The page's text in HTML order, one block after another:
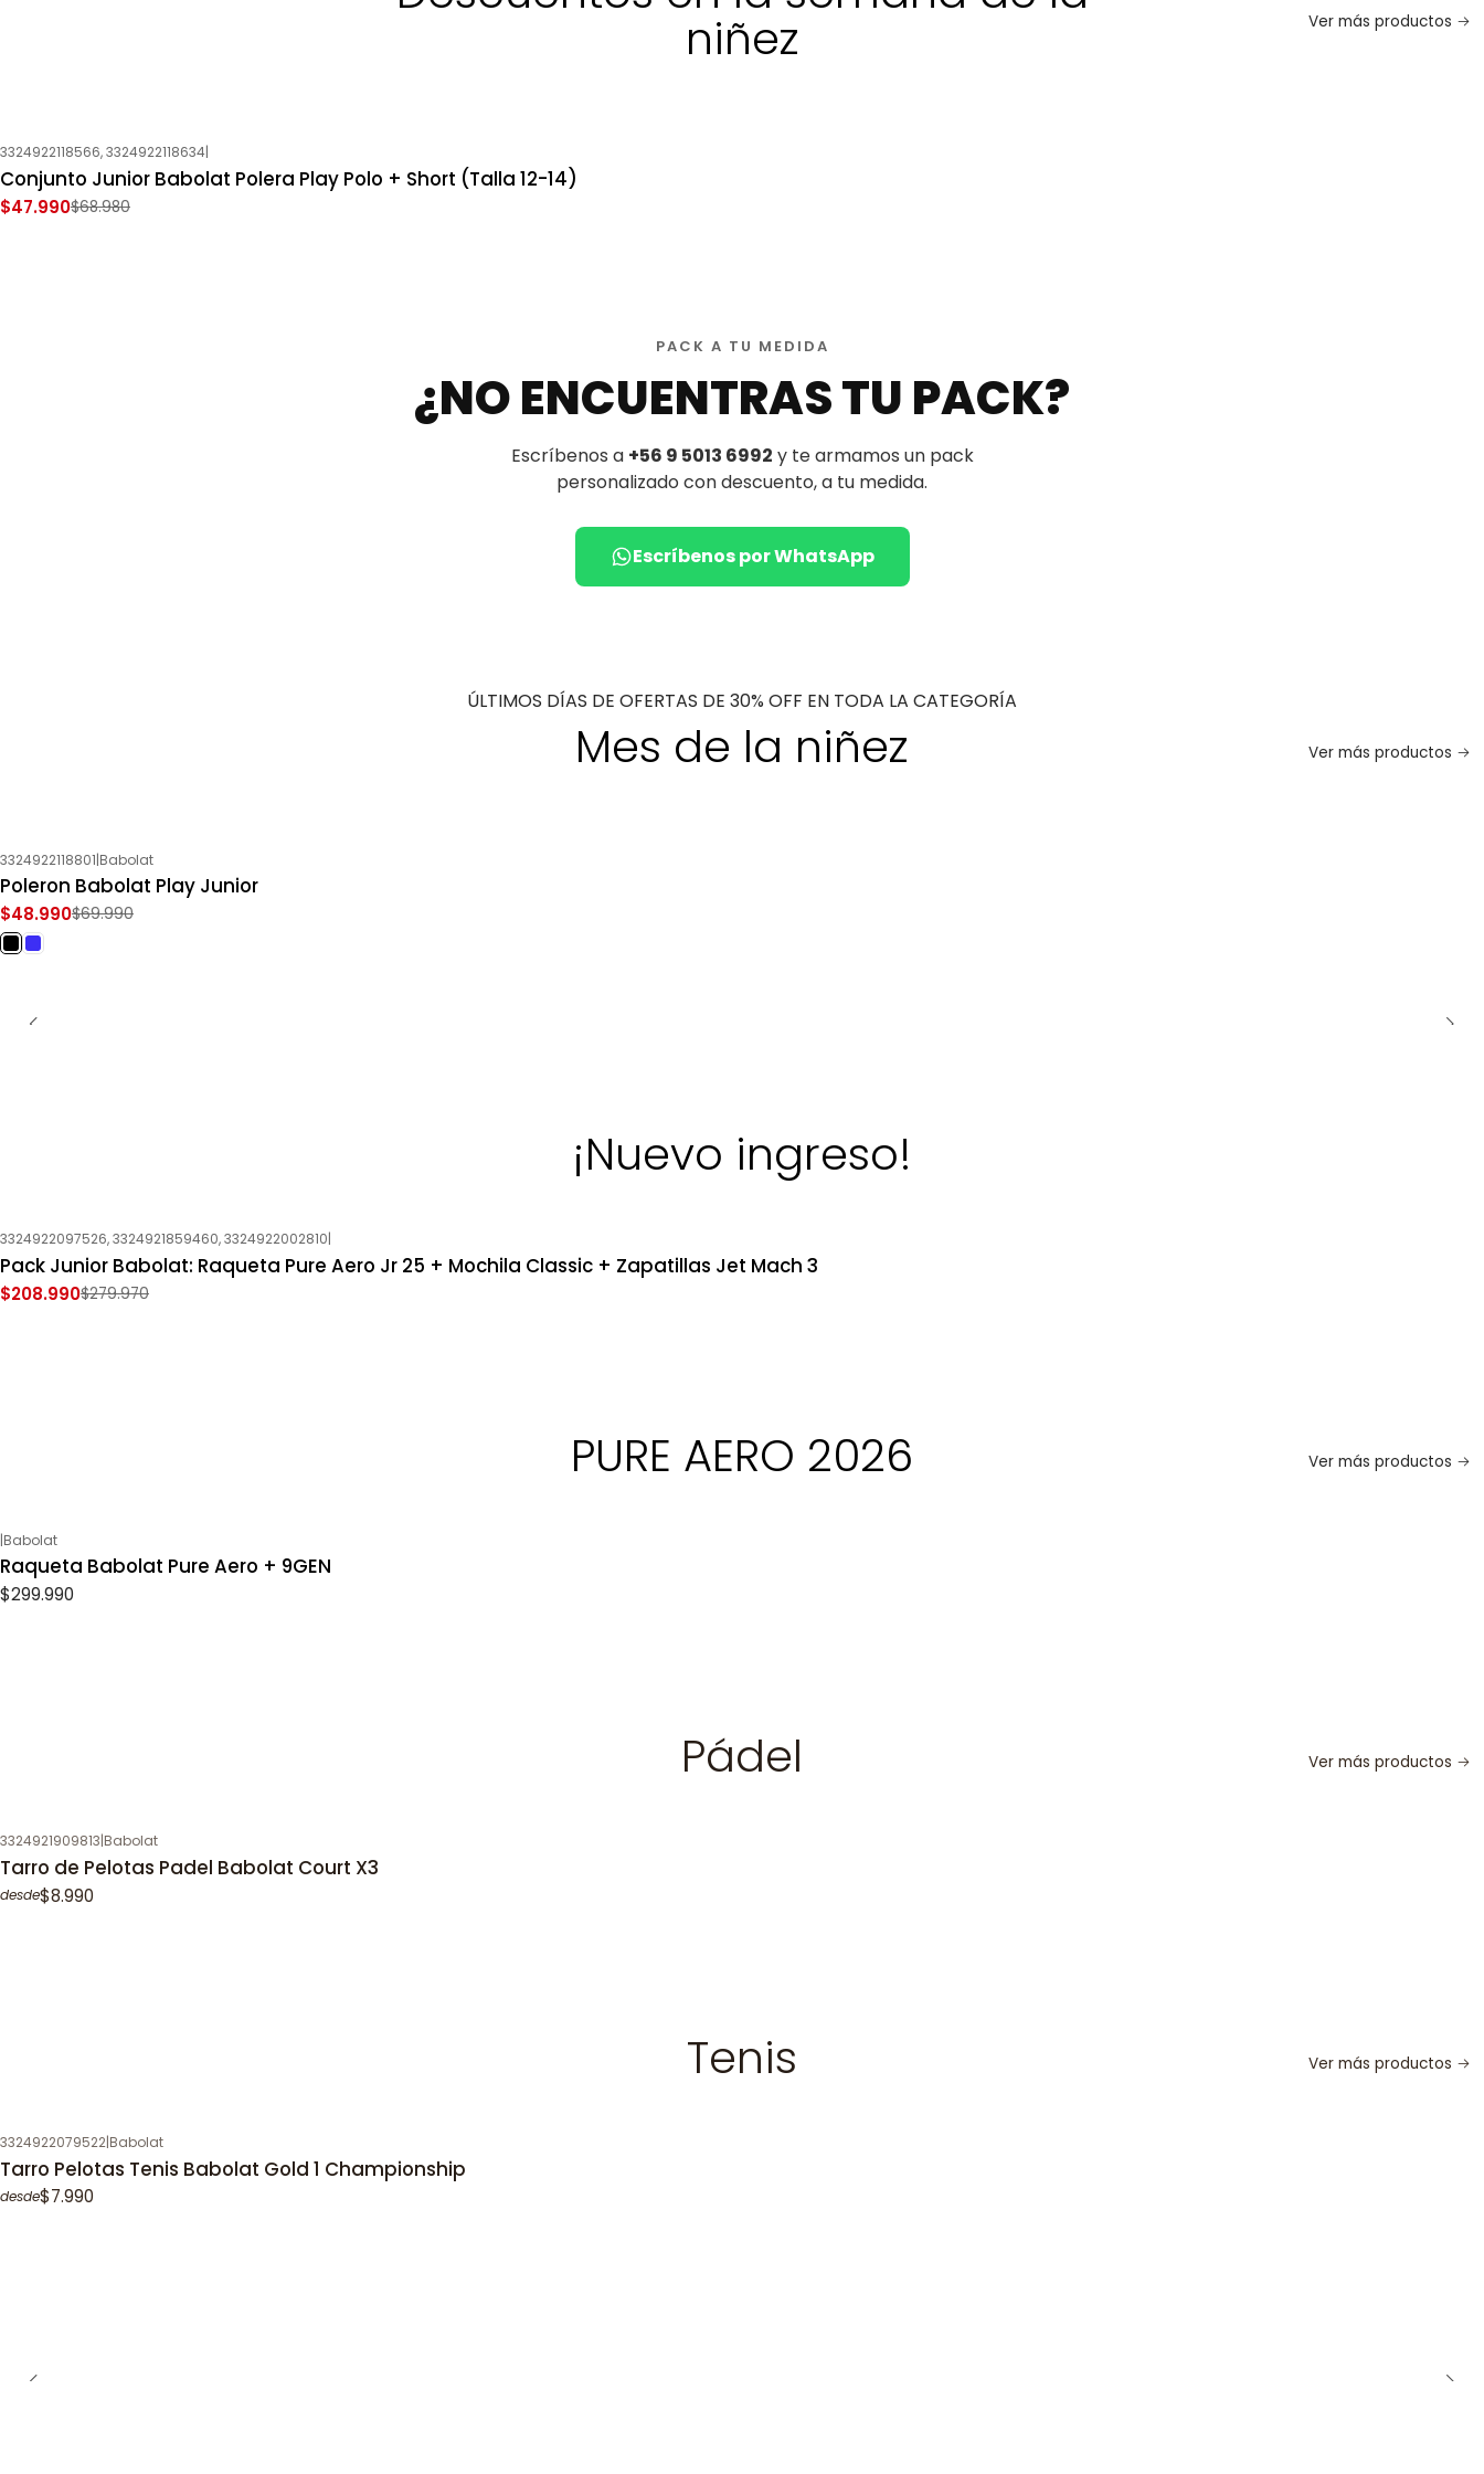
niñez Ver más productos
-30%OFF
Nuevo
3324922118566, 3324922118634|
Conjunto Junior Babolat Polera Play Polo + Short (Talla 12-14)
$47.990$68.980
PACK A TU MEDIDA
¿NO ENCUENTRAS TU PACK?
Escríbenos a +56 9 5013 6992 y te armamos un pack
personalizado con descuento, a tu medida.
Escríbenos por WhatsApp
ÚLTIMOS DÍAS DE OFERTAS DE 30% OFF EN TODA LA CATEGORÍA
Mes de la niñez Ver más productos
-30%OFF
3324922118801|Babolat
Poleron Babolat Play Junior
$48.990$69.990
¡Nuevo ingreso!
-25% OFF
Nuevo
3324922097526, 3324921859460, 3324922002810|
Pack Junior Babolat: Raqueta Pure Aero Jr 25 + Mochila Classic + Zapatillas Jet Mach 3
$208.990$279.970
PURE AERO 2026 Ver más productos
|Babolat
Raqueta Babolat Pure Aero + 9GEN
$299.990
Pádel Ver más productos
3324921909813|Babolat
Tarro de Pelotas Padel Babolat Court X3
desde$8.990
Tenis Ver más productos
3324922079522|Babolat
Tarro Pelotas Tenis Babolat Gold 1 Championship
desde$7.990